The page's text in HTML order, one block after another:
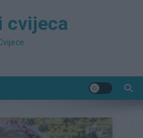
cvijeca